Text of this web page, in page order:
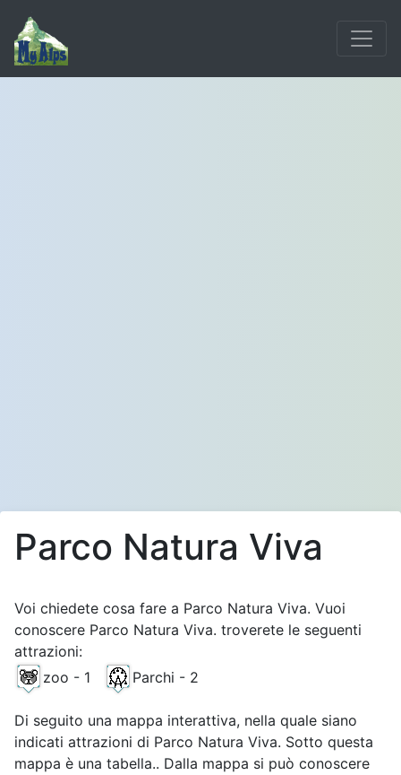
Parco Natura Viva
Voi chiedete cosa fare a Parco Natura Viva. Vuoi
conoscere Parco Natura Viva. troverete le seguenti
attrazioni:
zoo - 1
Parchi - 2
Di seguito una mappa interattiva, nella quale siano
indicati attrazioni di Parco Natura Viva. Sotto questa
mappa è una tabella.. Dalla mappa si può conoscere